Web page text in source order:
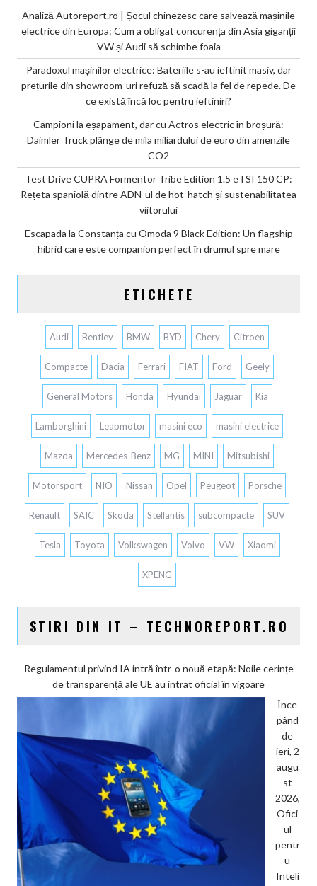
Analiză Autoreport.ro | Șocul chinezesc care salvează mașinile
electrice din Europa: Cum a obligat concurența din Asia giganții
VW și Audi să schimbe foaia
Paradoxul mașinilor electrice: Bateriile s-au ieftinit masiv, dar
prețurile din showroom-uri refuză să scadă la fel de repede. De
ce există încă loc pentru ieftiniri?
Campioni la eșapament, dar cu Actros electric în broșură:
Daimler Truck plânge de mila miliardului de euro din amenzile
CO2
Test Drive CUPRA Formentor Tribe Edition 1.5 eTSI 150 CP:
Rețeta spaniolă dintre ADN-ul de hot-hatch și sustenabilitatea
viitorului
Escapada la Constanța cu Omoda 9 Black Edition: Un flagship
hibrid care este companion perfect în drumul spre mare
ETICHETE
Audi Bentley BMW BYD Chery Citroen
Compacte Dacia Ferrari FIAT Ford Geely
General Motors Honda Hyundai Jaguar Kia
Lamborghini Leapmotor masini eco masini electrice
Mazda Mercedes-Benz MG MINI Mitsubishi
Motorsport NIO Nissan Opel Peugeot Porsche
Renault SAIC Skoda Stellantis subcompacte SUV
Tesla Toyota Volkswagen Volvo VW Xiaomi
XPENG
STIRI DIN IT – TECHNOREPORT.RO
Regulamentul privind IA intră într-o nouă etapă: Noile cerințe
de transparență ale UE au intrat oficial în vigoare
Înce
pând
de
ieri, 2
augu
st
2026,
Ofici
ul
pentr
u
Inteli